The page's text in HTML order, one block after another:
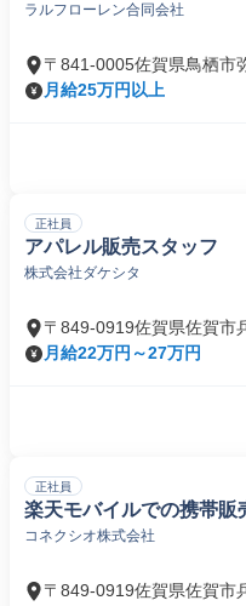
ラルフローレン合同会社
〒841-0005佐賀県鳥栖市
月給25万円以上
正社員
アパレル販売スタッフ
株式会社ダケシタ
〒849-0919佐賀県佐賀市
月給22万円～27万円
正社員
楽天モバイルでの携帯販
コネクシオ株式会社
〒849-0919佐賀県佐賀市